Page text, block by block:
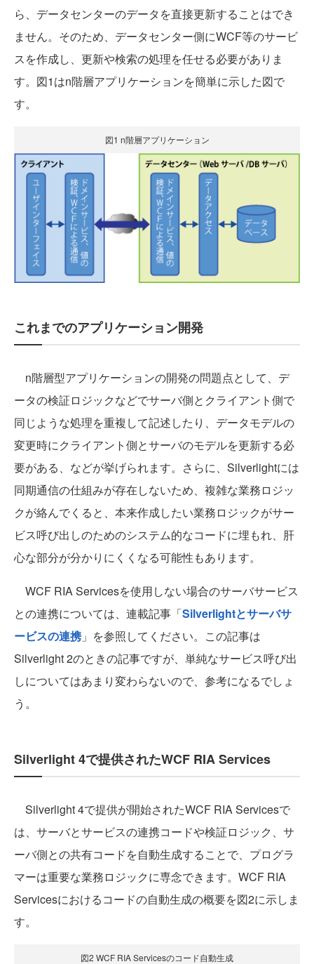
ら、データセンターのデータを直接更新することはでき
ません。そのため、データセンター側にWCF等のサービ
スを作成し、更新や検索の処理を任せる必要がありま
す。図1はn階層アプリケーションを簡単に示した図で
す。
図1 n階層アプリケーション
これまでのアプリケーション開発
n階層型アプリケーションの開発の問題点として、デ
ータの検証ロジックなどでサーバ側とクライアント側で
同じような処理を重複して記述したり、データモデルの
変更時にクライアント側とサーバのモデルを更新する必
要がある、などが挙げられます。さらに、Silverlightには
同期通信の仕組みが存在しないため、複雑な業務ロジッ
クが絡んでくると、本来作成したい業務ロジックがサー
ビス呼び出しのためのシステム的なコードに埋もれ、肝
心な部分が分かりにくくなる可能性もあります。
WCF RIA Servicesを使用しない場合のサーバサービス
との連携については、連載記事「Silverlightとサーバサ
ービスの連携 」を参照してください。この記事は
Silverlight 2のときの記事ですが、単純なサービス呼び出
しについてはあまり変わらないので、参考になるでしょ
う。
Silverlight 4で提供されたWCF RIA Services
Silverlight 4で提供が開始されたWCF RIA Servicesで
は、サーバとサービスの連携コードや検証ロジック、サ
ーバ側との共有コードを自動生成することで、プログラ
マーは重要な業務ロジックに専念できます。WCF RIA
Servicesにおけるコードの自動生成の概要を図2に示しま
す。
図2 WCF RIA Servicesのコード自動生成